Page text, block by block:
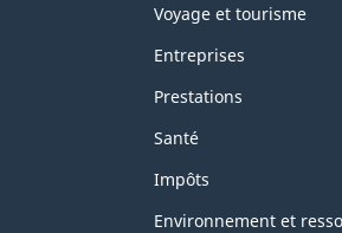
Voyage et tourisme
Entreprises
Prestations
Santé
Impôts
Environnement et